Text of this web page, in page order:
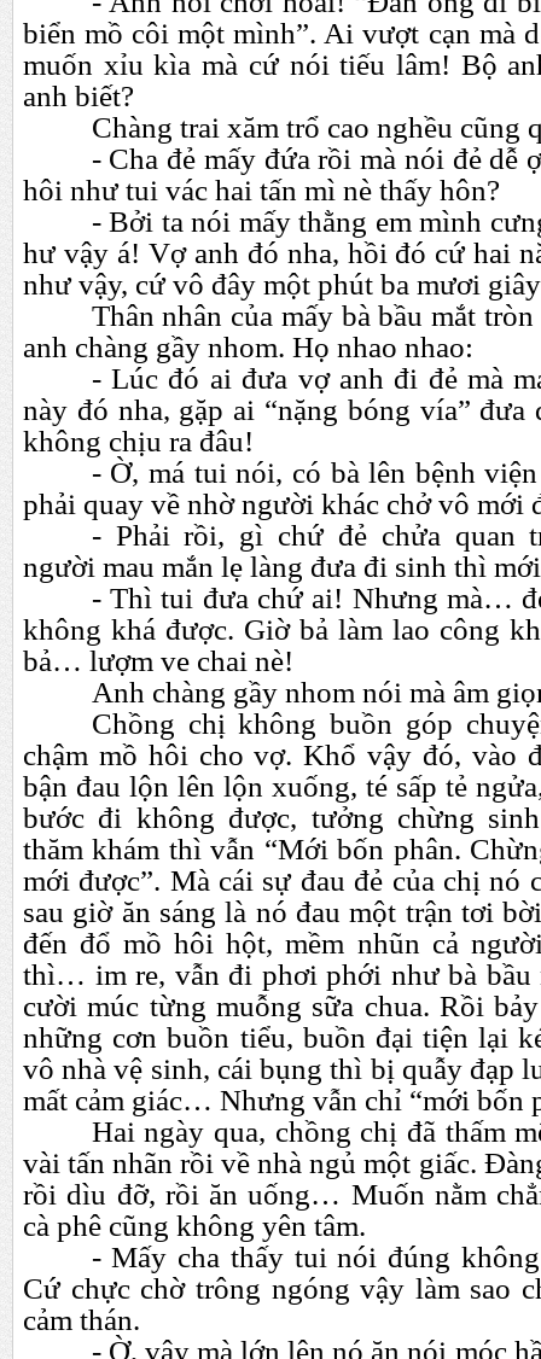
biển mồ côi một mình”. Ai vượt cạn mà
muốn xỉu kìa mà cứ nói tiếu lâm! Bộ
anh biết?
Chàng trai xăm trổ cao nghều cũng
- Cha đẻ mấy đứa rồi mà nói đẻ dễ
hôi như tui vác hai tấn mì nè thấy hôn?
- Bởi ta nói mấy thằng em mình
hư vậy á! Vợ anh đó nha, hồi đó cứ hai
như vậy, cứ vô đây một phút ba mươi
Thân nhân của mấy bà bầu mắt
anh chàng gầy nhom. Họ nhao nhao:
- Lúc đó ai đưa vợ anh đi đẻ mà
này đó nha, gặp ai “nặng bóng vía”
không chịu ra đâu!
- Ờ, má tui nói, có bà lên bệnh
phải quay về nhờ người khác chở vô mới
- Phải rồi, gì chứ đẻ chửa quan
người mau mắn lẹ làng đưa đi sinh thì
- Thì tui đưa chứ ai! Nhưng mà…
không khá được. Giờ bả làm lao công
bả… lượm ve chai nè!
Anh chàng gầy nhom nói mà âm
Chồng chị không buồn góp
chậm mồ hôi cho vợ. Khổ vậy đó, vào
bận đau lộn lên lộn xuống, té sấp tẻ
bước đi không được, tưởng chừng
thăm khám thì vẫn “Mới bốn phân.
mới được”. Mà cái sự đau đẻ của chị nó
sau giờ ăn sáng là nó đau một trận tơi
đến đổ mồ hôi hột, mềm nhũn cả
thì… im re, vẫn đi phơi phới như bà bầu
cười múc từng muỗng sữa chua. Rồi
những cơn buồn tiểu, buồn đại tiện lại
vô nhà vệ sinh, cái bụng thì bị quẫy đạp
mất cảm giác… Nhưng vẫn chỉ “mới bốn
Hai ngày qua, chồng chị đã thấm
vài tấn nhãn rồi về nhà ngủ một giấc.
rồi dìu đỡ, rồi ăn uống… Muốn nằm
cà phê cũng không yên tâm.
- Mấy cha thấy tui nói đúng
Cứ chực chờ trông ngóng vậy làm sao
cảm thán.
- Ờ, vậy mà lớn lên nó ăn nói móc